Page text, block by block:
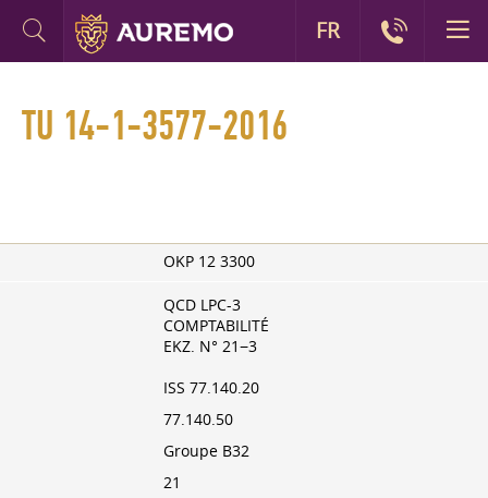
TU 14-1-3577-2016
OKP 12 3300
QCD LPC-3
COMPTABILITÉ
EKZ. N° 21−3
ISS 77.140.20
77.140.50
Groupe B32
21
FR